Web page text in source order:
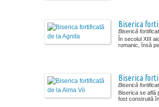
Biserica
Biserică
În secolul XIII
romanic, însă
Biserica
Biserică
Biserica se află
fost construită